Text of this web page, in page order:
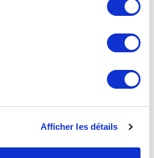
Afficher les détails